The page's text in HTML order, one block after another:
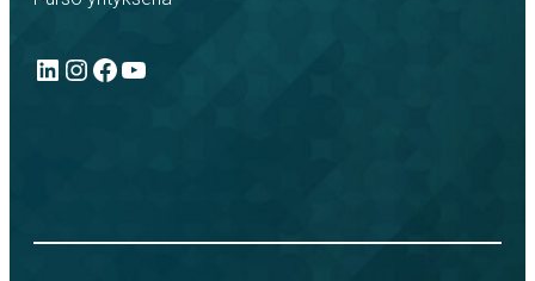
LinkedIn
Instagram
Facebook
YouTube